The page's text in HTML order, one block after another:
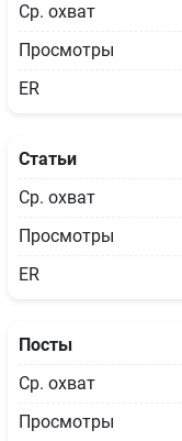
Ср. охват
Просмотры
ER
Статьи
Ср. охват
Просмотры
ER
Посты
Ср. охват
Просмотры